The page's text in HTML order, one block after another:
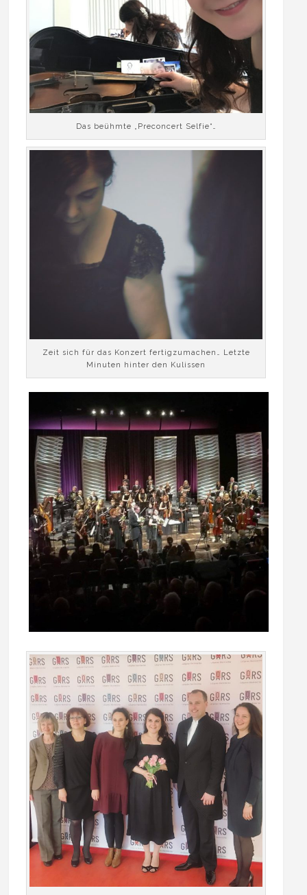
Das beühmte „Preconcert Selfie“…
Zeit sich für das Konzert fertigzumachen… Letzte
Minuten hinter den Kulissen